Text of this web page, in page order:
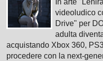
In arte
videoludico
Drive" per
adulta
acquistando Xbox 360,
procedere con la next-